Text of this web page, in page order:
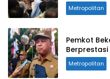
Metropolitan
Pemkot
Berprestasi
Metropolitan